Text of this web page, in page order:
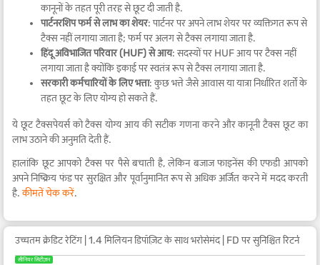
कानूनों के तहत पूरी तरह से छूट दी जाती है.
पार्टनरशिप फर्म से लाभ का शेयर: पार्टनर पर अपने लाभ शेयर पर व्यक्तिगत रूप से
टैक्स नहीं लगाया जाता है; फर्म पर अलग से टैक्स लगाया जाता है.
हिंदू अविभाजित परिवार (HUF) से आय: सदस्यों पर HUF आय पर टैक्स नहीं
लगाया जाता है क्योंकि इकाई पर स्वतंत्र रूप से टैक्स लगाया जाता है.
सरकारी कर्मचारियों के लिए भत्ता: कुछ भत्ते जैसे आवास या यात्रा निर्धारित शर्तों के
तहत छूट के लिए योग्य हो सकते हैं.
ये छूट टैक्सपेयर्स को टैक्स योग्य आय की सटीक गणना करने और कानूनी टैक्स छूट का
लाभ उठाने की अनुमति देती हैं.
हालांकि छूट आपको टैक्स पर पैसे बचाती है, लेकिन बजाज फाइनेंस की एफडी आपको
अपने निष्क्रिय फंड पर सुरक्षित और पूर्वानुमानित रूप से अधिक अर्जित करने में मदद करती
है.कीमतें चेक करें.
उच्चतम क्रेडिट रेटिंग | 1.4 मिलियन डिपॉज़िट के साथ भरोसेमंद | FD पर सुनिश्चित रिटर्न
सीनियर सिटीज़न